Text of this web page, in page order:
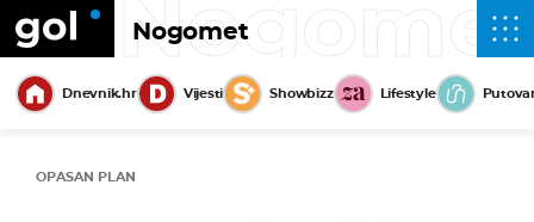
Nogomet
Dnevnik.hr Vijesti Showbizz Lifestyle
OPASAN PLAN